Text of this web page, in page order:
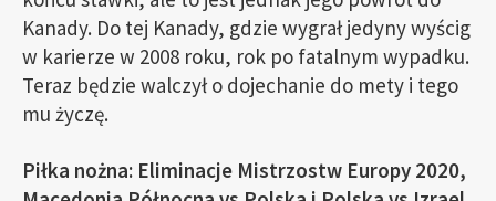
Kanady. Do tej Kanady, gdzie wygrał jedyny wyścig
w karierze w 2008 roku, rok po fatalnym wypadku.
Teraz będzie walczył o dojechanie do mety i tego
mu życzę.
Piłka nożna: Eliminacje Mistrzostw Europy 2020,